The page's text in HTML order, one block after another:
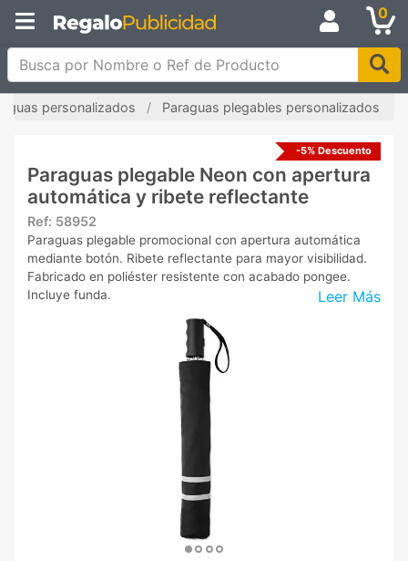
0
Busca por Nombre o Ref de Producto
personalizados Paraguas plegables personalizados
-5% Descuento
Paraguas plegable Neon con apertura
automática y ribete reflectante
Ref: 58952
Leer Más
Paraguas plegable promocional con apertura automática
mediante botón. Ribete reflectante para mayor visibilidad.
Fabricado en poliéster resistente con acabado pongee.
Incluye funda.